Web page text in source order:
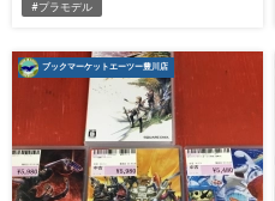
#プラモデル
ブックマーケットエーツー豊川店